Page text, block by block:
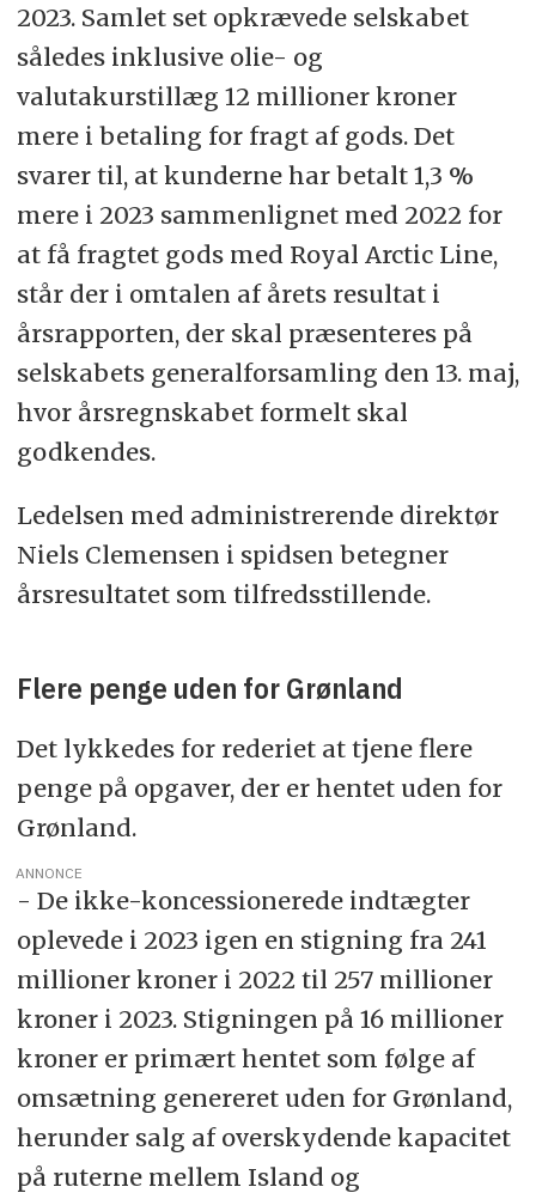
2023. Samlet set opkrævede selskabet
således inklusive olie- og
valutakurstillæg 12 millioner kroner
mere i betaling for fragt af gods. Det
svarer til, at kunderne har betalt 1,3 %
mere i 2023 sammenlignet med 2022 for
at få fragtet gods med Royal Arctic Line,
står der i omtalen af årets resultat i
årsrapporten, der skal præsenteres på
selskabets generalforsamling den 13. maj,
hvor årsregnskabet formelt skal
godkendes.
Ledelsen med administrerende direktør
Niels Clemensen i spidsen betegner
årsresultatet som tilfredsstillende.
Flere penge uden for Grønland
Det lykkedes for rederiet at tjene flere
penge på opgaver, der er hentet uden for
Grønland.
ANNONCE
- De ikke-koncessionerede indtægter
oplevede i 2023 igen en stigning fra 241
millioner kroner i 2022 til 257 millioner
kroner i 2023. Stigningen på 16 millioner
kroner er primært hentet som følge af
omsætning genereret uden for Grønland,
herunder salg af overskydende kapacitet
på ruterne mellem Island og